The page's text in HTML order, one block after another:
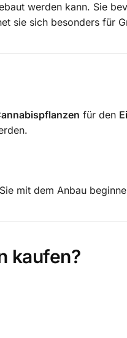
werden kann. Sie
sie sich besonders für
für den
mit dem Anbau
kaufen?